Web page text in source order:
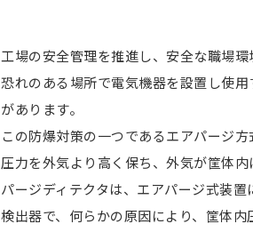
工場の安全管理を推進し、安全な職場
恐れのある場所で電気機器を設置し使
があります。
この防爆対策の一つであるエアパージ
圧力を外気より高く保ち、外気が筐体内
パージディテクタは、エアパージ式装
検出器で、何らかの原因により、筐体